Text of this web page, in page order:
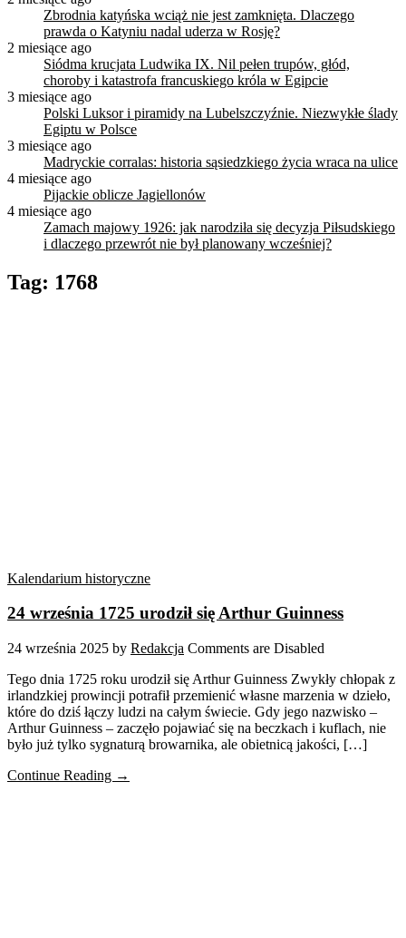
Zbrodnia katyńska wciąż nie jest zamknięta. Dlaczego
prawda o Katyniu nadal uderza w Rosję?
2 miesiące ago
Siódma krucjata Ludwika IX. Nil pełen trupów, głód,
choroby i katastrofa francuskiego króla w Egipcie
3 miesiące ago
Polski Luksor i piramidy na Lubelszczyźnie. Niezwykłe ślady
Egiptu w Polsce
3 miesiące ago
Madryckie corralas: historia sąsiedzkiego życia wraca na ulice
4 miesiące ago
Pijackie oblicze Jagiellonów
4 miesiące ago
Zamach majowy 1926: jak narodziła się decyzja Piłsudskiego
i dlaczego przewrót nie był planowany wcześniej?
Tag: 1768
Kalendarium historyczne
24 września 1725 urodził się Arthur Guinness
24 września 2025 by Redakcja Comments are Disabled
Tego dnia 1725 roku urodził się Arthur Guinness Zwykły chłopak z
irlandzkiej prowincji potrafił przemienić własne marzenia w dzieło,
które do dziś łączy ludzi na całym świecie. Gdy jego nazwisko –
Arthur Guinness – zaczęło pojawiać się na beczkach i kuflach, nie
było już tylko sygnaturą browarnika, ale obietnicą jakości, […]
Continue Reading →